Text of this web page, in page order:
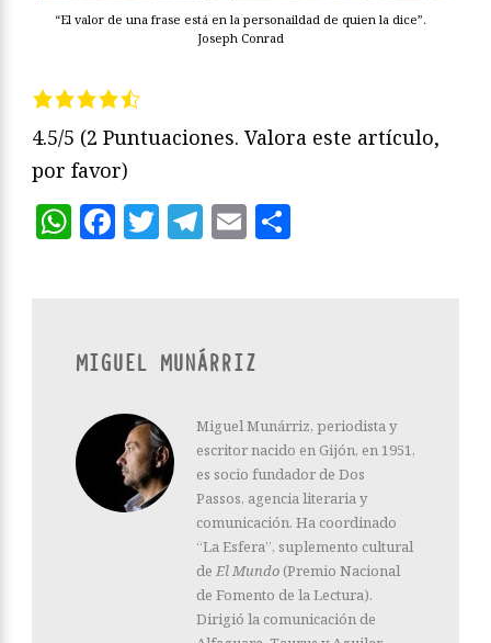
“El valor de una frase está en la personaildad de quien la dice”.
Joseph Conrad
4.5/5 (2 Puntuaciones. Valora este artículo,
por favor)
WhatsApp
Facebook
Twitter
Telegram
Email
MIGUEL MUNÁRRIZ
Miguel Munárriz, periodista y
escritor nacido en Gijón, en 1951,
es socio fundador de Dos
Passos, agencia literaria y
comunicación. Ha coordinado
“La Esfera”, suplemento cultural
de El Mundo (Premio Nacional
de Fomento de la Lectura).
Dirigió la comunicación de